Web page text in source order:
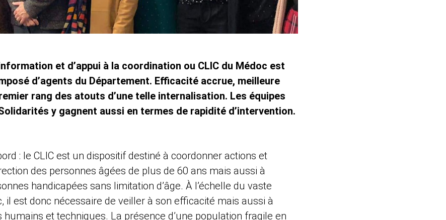
et d’appui à la coordination ou CLIC du Médoc est
d’agents du Département. Efficacité accrue, meilleure
rang des atouts d’une telle internalisation. Les équipes
y gagnent aussi en termes de rapidité d’intervention.
: le CLIC est un dispositif destiné à coordonner actions et
des personnes âgées de plus de 60 ans mais aussi à
handicapées sans limitation d’âge. À l’échelle du vaste
il est donc nécessaire de veiller à son efficacité mais aussi à
et techniques. La présence d’une population fragile en